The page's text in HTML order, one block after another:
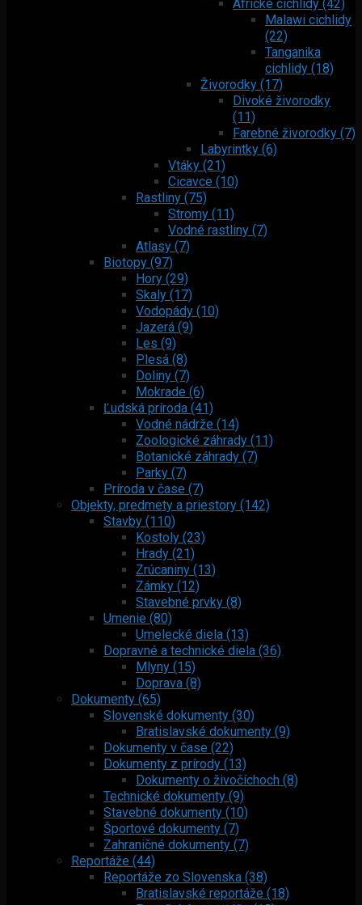
Africké cichlidy (42)
Malawi cichlidy
(22)
Tanganika
cichlidy (18)
Živorodky (17)
Divoké živorodky
(11)
Farebné živorodky (7)
Labyrintky (6)
Vtáky (21)
Cicavce (10)
Rastliny (75)
Stromy (11)
Vodné rastliny (7)
Atlasy (7)
Biotopy (97)
Hory (29)
Skaly (17)
Vodopády (10)
Jazerá (9)
Les (9)
Plesá (8)
Doliny (7)
Mokrade (6)
Ľudská príroda (41)
Vodné nádrže (14)
Zoologické záhrady (11)
Botanické záhrady (7)
Parky (7)
Príroda v čase (7)
Objekty, predmety a priestory (142)
Stavby (110)
Kostoly (23)
Hrady (21)
Zrúcaniny (13)
Zámky (12)
Stavebné prvky (8)
Umenie (80)
Umelecké diela (13)
Dopravné a technické diela (36)
Mlyny (15)
Doprava (8)
Dokumenty (65)
Slovenské dokumenty (30)
Bratislavské dokumenty (9)
Dokumenty v čase (22)
Dokumenty z prírody (13)
Dokumenty o živočíchoch (8)
Technické dokumenty (9)
Stavebné dokumenty (10)
Športové dokumenty (7)
Zahraničné dokumenty (7)
Reportáže (44)
Reportáže zo Slovenska (38)
Bratislavské reportáže (18)